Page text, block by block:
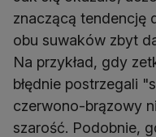
znaczącą tendencję
obu suwaków zbyt
Na przykład, gdy
błędnie postrzegali
czerwono-brązowy
szarość. Podobnie,